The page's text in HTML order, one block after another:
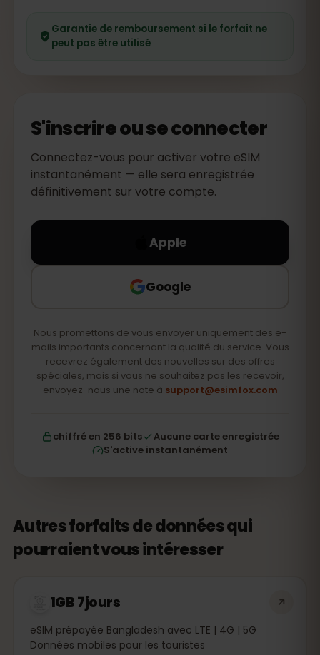
Garantie de remboursement si le forfait ne
peut pas être utilisé
S'inscrire ou se connecter
Connectez-vous pour activer votre eSIM
instantanément — elle sera enregistrée
définitivement sur votre compte.
Apple
Google
Nous promettons de vous envoyer uniquement des e-
mails importants concernant la qualité du service. Vous
recevrez également des nouvelles sur des offres
spéciales, mais si vous ne souhaitez pas les recevoir,
envoyez-nous une note à support@esimfox.com
chiffré en 256 bits
Aucune carte enregistrée
S'active instantanément
Autres forfaits de données qui
pourraient vous intéresser
1GB 7jours
eSIM prépayée Bangladesh avec LTE | 4G | 5G
Données mobiles pour les touristes